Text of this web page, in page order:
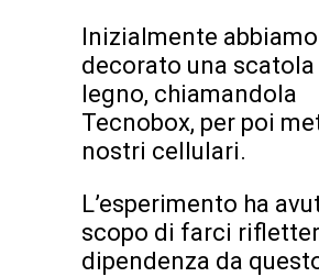
Inizialmente abbiamo
decorato una scatola
legno, chiamandola
Tecnobox, per poi
nostri cellulari.
L’esperimento ha
scopo di farci
dipendenza da